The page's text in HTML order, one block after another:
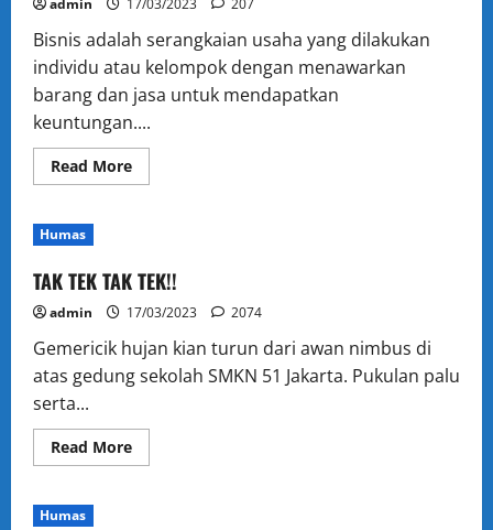
admin 17/03/2023 207
Bisnis adalah serangkaian usaha yang dilakukan
individu atau kelompok dengan menawarkan
barang dan jasa untuk mendapatkan
keuntungan....
Read MoreRead
more
VCI
Humas
TAK TEK TAK TEK!!
admin 17/03/2023 2074
Gemericik hujan kian turun dari awan nimbus di
atas gedung sekolah SMKN 51 Jakarta. Pukulan palu
serta...
Read MoreRead
more
Humas